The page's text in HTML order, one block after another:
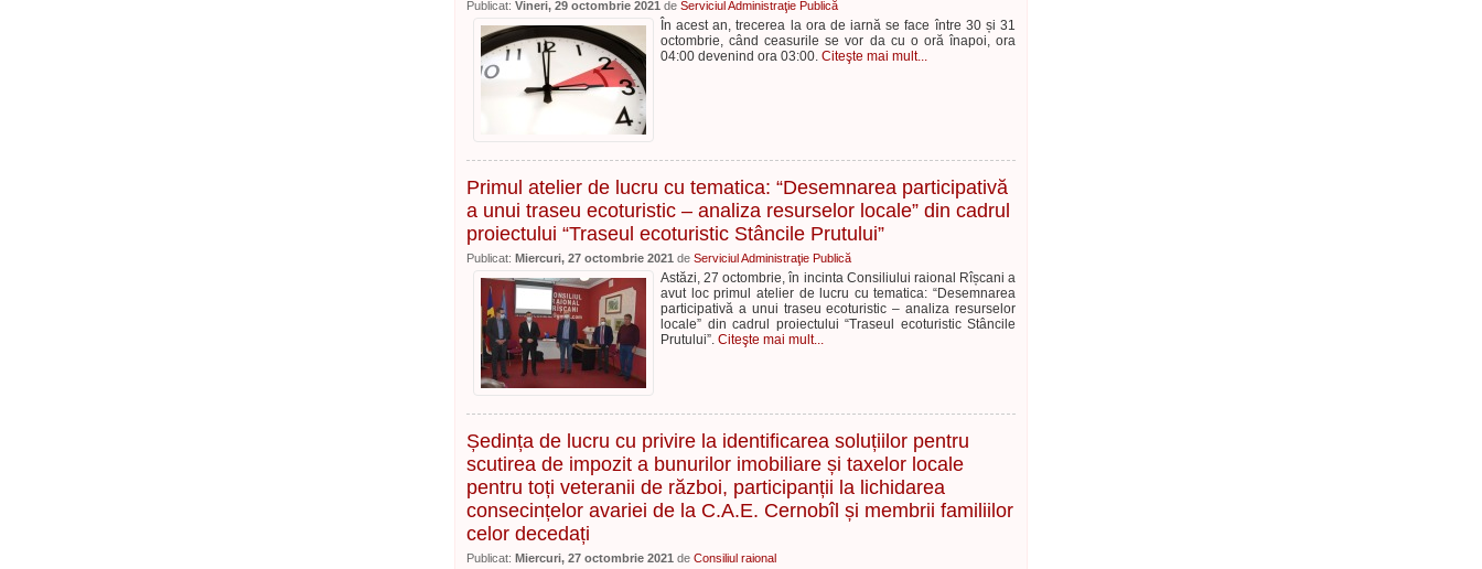
Publicat: Vineri, 29 octombrie 2021 de Serviciul Administraţie Publică
În acest an, trecerea la ora de iarnă se face între 30 și 31
octombrie, când ceasurile se vor da cu o oră înapoi, ora
04:00 devenind ora 03:00. Citeşte mai mult...
Primul atelier de lucru cu tematica: “Desemnarea participativă
a unui traseu ecoturistic – analiza resurselor locale” din cadrul
proiectului “Traseul ecoturistic Stâncile Prutului”
Publicat: Miercuri, 27 octombrie 2021 de Serviciul Administraţie Publică
Astăzi, 27 octombrie, în incinta Consiliului raional Rîșcani a
avut loc primul atelier de lucru cu tematica: “Desemnarea
participativă a unui traseu ecoturistic – analiza resurselor
locale” din cadrul proiectului “Traseul ecoturistic Stâncile
Prutului”. Citeşte mai mult...
Ședința de lucru cu privire la identificarea soluțiilor pentru
scutirea de impozit a bunurilor imobiliare și taxelor locale
pentru toți veteranii de război, participanții la lichidarea
consecințelor avariei de la C.A.E. Cernobîl și membrii familiilor
celor decedați
Publicat: Miercuri, 27 octombrie 2021 de Consiliul raional